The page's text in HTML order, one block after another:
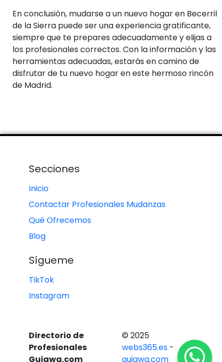
En conclusión, mudarse a un nuevo hogar en Becerril
de la Sierra puede ser una experiencia gratificante,
siempre que te prepares adecuadamente y elijas a
los profesionales correctos. Con la información y las
herramientas adecuadas, estarás en camino de
disfrutar de tu nuevo hogar en este hermoso rincón
de Madrid.
Secciones
Inicio
Contactar Profesionales Mudanzas
Qué Ofrecemos
Blog
Sígueme
TikTok
Instagram
Directorio de
Profesionales
Guiawa.com
© 2025
webs365.es -
guiawa.com